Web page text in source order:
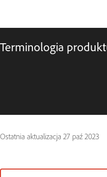
Terminologia
Ostatnia aktualizacja 27 paź 2023